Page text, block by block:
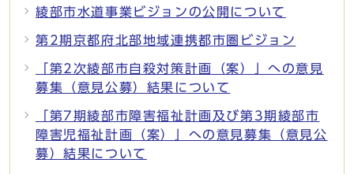
綾部市水道事業ビジョンの公開について
第2期京都府北部地域連携都市圏ビジョン
「第2次綾部市自殺対策計画（案）」への意見
募集（意見公募）結果について
「第7期綾部市障害福祉計画及び第3期綾部市
障害児福祉計画（案）」への意見募集（意見公
募）結果について